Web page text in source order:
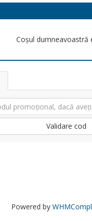
Coșul dumneavoastră
Validare cod
Powered by